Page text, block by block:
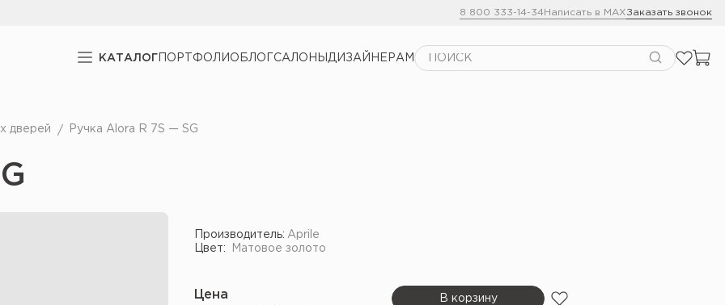
8 800 333-14-34Написать в MAXЗаказать звонок
КАТАЛОГ ПОРТФОЛИО БЛОГСАЛОНЫ ДИЗАЙНЕРАМ
дверей Ручка Alora R 7S — SG
Производитель: Aprile
Цвет:
Матовое золото
Цена В корзину